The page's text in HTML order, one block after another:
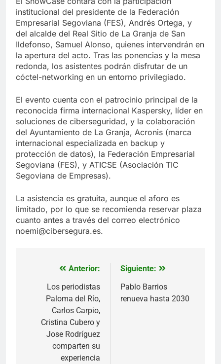
institucional del presidente de la Federación
Empresarial Segoviana (FES), Andrés Ortega, y
del alcalde del Real Sitio de La Granja de San
Ildefonso, Samuel Alonso, quienes intervendrán en
la apertura del acto. Tras las ponencias y la mesa
redonda, los asistentes podrán disfrutar de un
cóctel-networking en un entorno privilegiado.
El evento cuenta con el patrocinio principal de la
reconocida firma internacional Kaspersky, líder en
soluciones de ciberseguridad, y la colaboración
del Ayuntamiento de La Granja, Acronis (marca
internacional especializada en backup y
protección de datos), la Federación Empresarial
Segoviana (FES), y ATICSE (Asociación TIC
Segoviana de Empresas).
La asistencia es gratuita, aunque el aforo es
limitado, por lo que se recomienda reservar plaza
cuanto antes a través del correo electrónico
noemi@cibersegura.es.
Navegación
entradas
Anterior:
Los periodistas
Paloma del Río,
Carlos Carpio,
Cristina Cubero y
Jose Rodríguez
comparten su
experiencia
Siguiente:
Pablo Barrios
renueva hasta 2030